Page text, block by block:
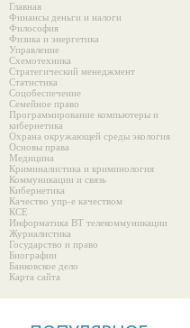
Главная
Финансы деньги и налоги
Философия
Физика и энергетика
Управление
Схемотехника
Стратегический менеджмент
Статистика
Соцобеспечение
Семейное право
Программирование компьютеры и
кибернетика
Охрана окружающей среды экология
Основы права
Медицина
Криминалистика и криминология
Коммуникации и связь
Кибернетика
Качество упр-е качеством
КСЕ
Информатика ВТ телекоммуникации
Журналистика
Государство и право
Биографии
Банковское дело
Карта сайта